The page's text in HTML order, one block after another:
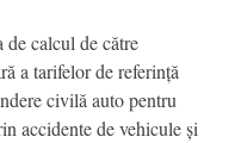
calcul de către
a tarifelor de referință
civilă auto pentru
accidente de vehicule și